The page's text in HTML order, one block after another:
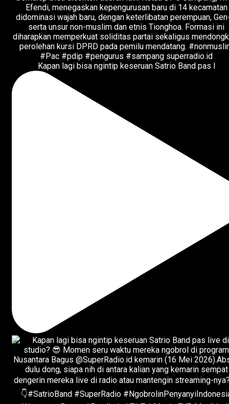
Kapan lagi bisa ngintip keseruan Satrio Band pas l